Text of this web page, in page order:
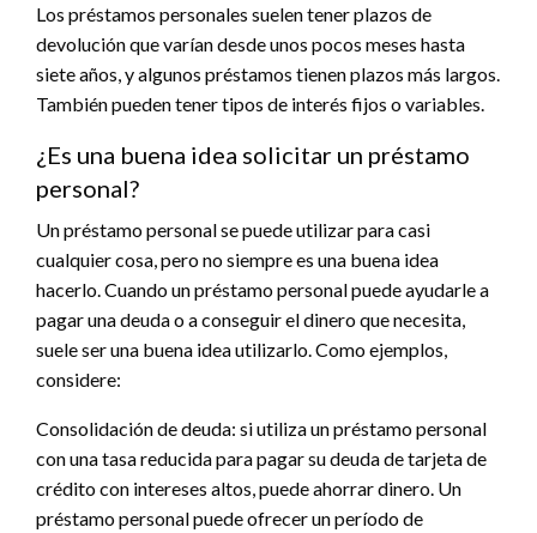
Los préstamos personales suelen tener plazos de
devolución que varían desde unos pocos meses hasta
siete años, y algunos préstamos tienen plazos más largos.
También pueden tener tipos de interés fijos o variables.
¿Es una buena idea solicitar un préstamo
personal?
Un préstamo personal se puede utilizar para casi
cualquier cosa, pero no siempre es una buena idea
hacerlo. Cuando un préstamo personal puede ayudarle a
pagar una deuda o a conseguir el dinero que necesita,
suele ser una buena idea utilizarlo. Como ejemplos,
considere:
Consolidación de deuda: si utiliza un préstamo personal
con una tasa reducida para pagar su deuda de tarjeta de
crédito con intereses altos, puede ahorrar dinero. Un
préstamo personal puede ofrecer un período de